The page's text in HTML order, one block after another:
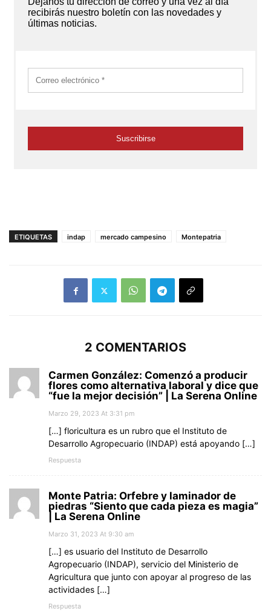
ETIQUETAS indap mercado campesino Montepatria
2 COMENTARIOS
Carmen González: Comenzó a producir
flores como alternativa laboral y dice que
“fue la mejor decisión” | La Serena Online
Marzo 29, 2023 At 3:31 pm
[…] floricultura es un rubro que el Instituto de
Desarrollo Agropecuario (INDAP) está apoyando […]
Respuesta
Monte Patria: Orfebre y laminador de
piedras “Siento que cada pieza es magia”
| La Serena Online
Marzo 31, 2023 At 9:30 am
[…] es usuario del Instituto de Desarrollo
Agropecuario (INDAP), servicio del Ministerio de
Agricultura que junto con apoyar al progreso de las
actividades […]
Respuesta